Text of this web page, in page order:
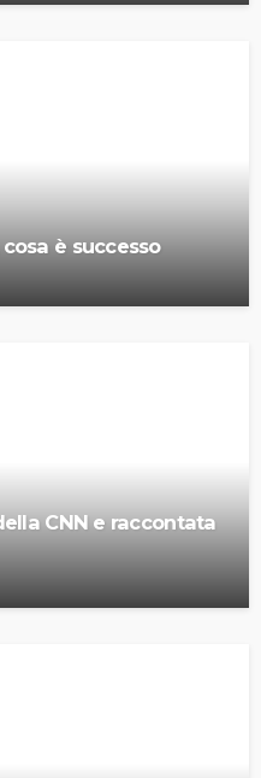
è successo
CNN e raccontata